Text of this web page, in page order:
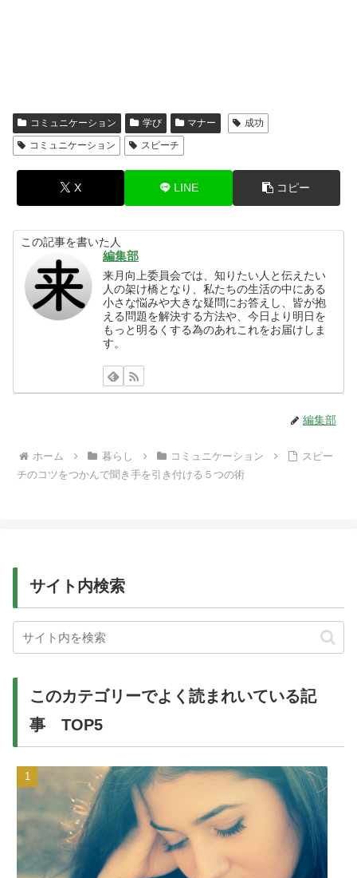
コミュニケーション 学び マナー
成功
コミュニケーション
スピーチ
X LINE コピー
この記事を書いた人
編集部
来月向上委員会では、知りたい人と伝えたい
人の架け橋となり、私たちの生活の中にある
小さな悩みや大きな疑問にお答えし、皆が抱
える問題を解決する方法や、今日より明日を
もっと明るくする為のあれこれをお届けしま
す。
編集部
ホーム 暮らし コミュニケーション
スピー
チのコツをつかんで聞き手を引き付ける５つの術
サイト内検索
このカテゴリーでよく読まれいている記
事 TOP5